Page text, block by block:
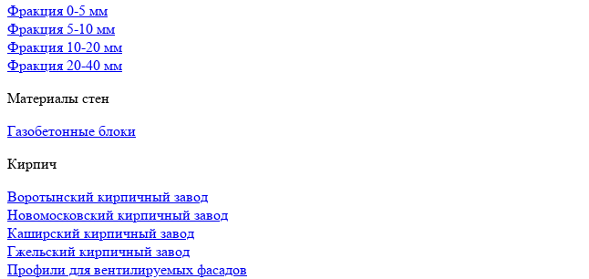
Фракция 0-5 мм
Фракция 5-10 мм
Фракция 10-20 мм
Фракция 20-40 мм
Материалы стен
Газобетонные блоки
Кирпич
Воротынский кирпичный завод
Новомосковский кирпичный завод
Каширский кирпичный завод
Гжельский кирпичный завод
Профили для вентилируемых фасадов